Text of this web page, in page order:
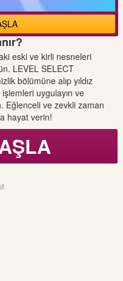
eski ve kirli nesneleri
LEVEL SELECT
bölümüne alıp yıldız
uygulayın ve
Eğlenceli ve zevkli zaman
hayat verin!